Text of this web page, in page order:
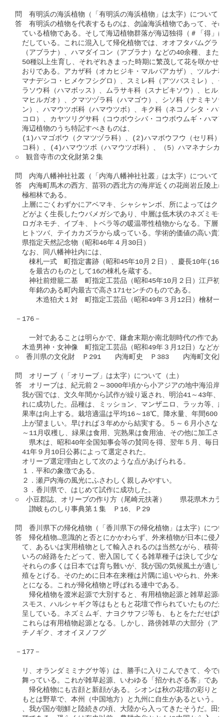
問　有明浜の海浜植物（「有明浜の海浜植物」は太字）について
答　有明浜の植物を代表するものは、勿論海浜植物であって、そ
ている植物である。そして海辺植物群落が海辺独得（＃「得」
だしている。これに混入して帰化植物では、オオフタバムグラ
（アブラナ）、ハマダイコン（アブラナ）などの40余種、また
50種以上生育し、それぞれきまった時期に繁茂して花を咲かせ
おりである。アカザ科（オカヒジキ・マルバアカザ）、ツルナ
マナデシコ・ヒメケフシグロ）、スミレ科（アツバスミレ）、
ラソウ科（ハマボッス）、ムラサキ科（スナビキソウ）、ヒル
マヒルガオ）、クマツヅラ科（ハマゴウ）、シソ科（ナミキソ
ン）、ハマウツボ科（ハマウツボ）、キク科（ネコノシタ・ハ
コロ）、カヤツリグサ科（コウボウシバ・コウボウムギ・ハマ
海辺植物のうち特記すべきものは、
(1)ハマゴボウ（クマツヅラ科）、(2)ハマボウフウ（セリ科）
コ科）、(4)ハマウツボ（ハマウツボ科）、（5）ハマネナシカ
○　観音寺市の文化財第２集
問　内海八幡神社社叢（「内海八幡神社社叢」は太字）について
答　内海町馬木の西方、苗羽の西北方の海岸近くの花崗岩丘陵上
極相林である。
上層にごくわずかにアベマキ、シャシャンボ、所によってはク
どがよく生長したウバメガシであり、中層は低木状のネズミモ
ロガネモチ、イブキ、トベラ等の暖温帯性植物からなる。下層
ヒトツバ、テイカカズラから成っている。学術的価値の高い貴
県指定天然記念物（昭和46年４月30日）
なお、同八幡神社内には、
棟札一式　町指定書跡（昭和45年10月２日）、慶長10年
を最古のものとして16の棟札を蔵する。
神社前燈籠二基　町指定工芸品（昭和45年10月２日）江戸初
年銘のある町内最古で高さ171センチのものである。
木造狛犬１対　町指定工芸品（昭和49年３月12日）檜材一
－176－
一対であることは明らかで、鎌倉末期か南北朝時代の作であ
木造男神・女神像　町指定工芸品（昭和49年３月12日）などが
○　香川県の文化財　Ｐ291　　内海町史　Ｐ383　　内海町文化
問　オリーブ（「オリーブ」は太字）について（土）
答　オリーブは、紀元前２～3000年頃から小アジアの地中海沿岸
我が国では、文久年間から試作が繰り返され、明治41～43年、
れに成功した。品種は、ミッション、マンザニロ、ラッカ等、
果率は向上する。栽培適温は平均16～18℃。降水量、年間600
上が望ましい。早ければ３年めから結実する。５～６月小さな
～11月収穫し、緑果は食用、完熟果は食用油、その他に加工さ
県木は、昭和40年全国知事会等の賛同を得、翌年５月、毎日
41年９月10日公募によって選定された。
オリーブ選定理由として次のような点があげられる。
１．平和の象徴である。
２．瀬戸内海の風光にふさわしく親しみやすい。
３．香川県で、はじめて試作に成功した。
○　小豆郡誌、オリーブの作り方（尾崎元扶著）　　県花県木カ
讃岐ものしり事典第１集　Ｐ16、Ｐ29
問　香川県下の帰化植物（「香川県下の帰化植物」は太字）につ
答　帰化植物…意識的と否とにかかわらず、外来植物が日本に侵
て、あるいは実用植物として輸入されるのは当然ながら、積荷
いろの経路をたどって、密入国してくる雑草種子は決して少な
それらの多くは日本では育ち難いが、我が国の気候風土が適し
殖をとげる。そのために日本在来種は片隅に追いやられ、外来
とになる。これが帰化植物と呼ばれる連中である。
帰化植物を渡米起源で大別すると、有用植物起源と雑草起源
スモス、ハルシャギク等はもともと花壇で作られていたものだ
呈している。ネズミムギ、ナヨクサフジ等も、もとをただせば
これらは有用植物起源となる。しかし、路傍雑草の大部分（ア
チノギク、オオイヌノフグ
－177－
リ、オランダミミナグサ等）は、勝手に入りこんできて、今で
舞っている。これが雑草起源、いわゆる「招かれざる客」であ
帰化植物にも古顔と新顔がある。シオンは秋の花壇の彩りと
もとは野草で、本州（中国地方）と九州に自生があるという。
、我が国が朝鮮と陸続きの頃、大陸から入ってきたそうだ。田